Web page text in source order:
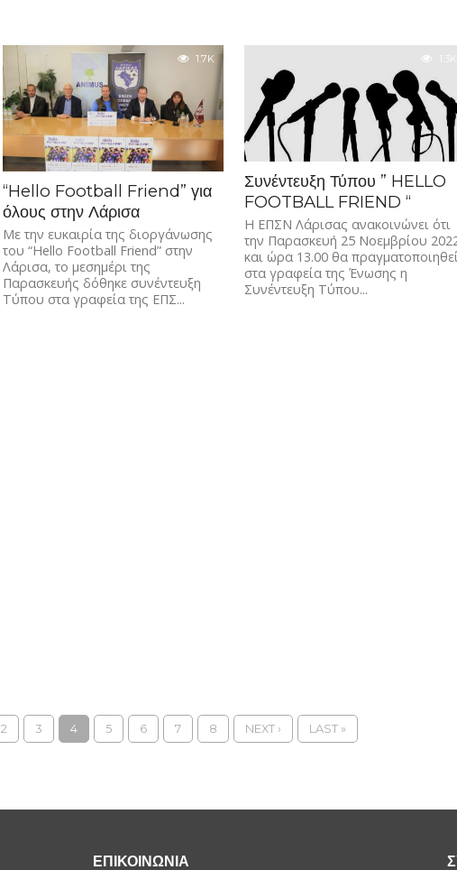
1.7K
“Hello Football Friend” για
όλους στην Λάρισα
Με την ευκαιρία της διοργάνωσης
του “Hello Football Friend” στην
Λάρισα, το μεσημέρι της
Παρασκευής δόθηκε συνέντευξη
Τύπου στα γραφεία της ΕΠΣ...
1.3K
Συνέντευξη Τύπου ” HELLO
FOOTBALL FRIEND “
Η ΕΠΣΝ Λάρισας ανακοινώνει ότι
την Παρασκευή 25 Νοεμβρίου
και ώρα 13.00 θα
στα γραφεία της Ένωσης η
Συνέντευξη Τύπου...
2 3 4 5 6 7 8 NEXT › LAST »
ΕΠΙΚΟΙΝΩΝΙΑ